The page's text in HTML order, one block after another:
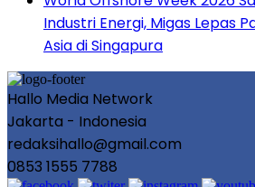
Industri Energi, Migas Lepas
Asia di Singapura
Hallo Media Network
Jakarta - Indonesia
redaksihallo@gmail.com
0853 1555 7788